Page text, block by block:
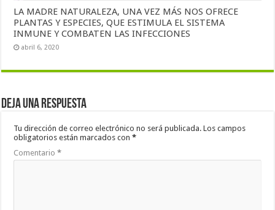
LA MADRE NATURALEZA, UNA VEZ MÁS NOS OFRECE
PLANTAS Y ESPECIES, QUE ESTIMULA EL SISTEMA
INMUNE Y COMBATEN LAS INFECCIONES
abril 6, 2020
Deja una respuesta
Tu dirección de correo electrónico no será publicada. Los campos
obligatorios están marcados con*
Comentario*